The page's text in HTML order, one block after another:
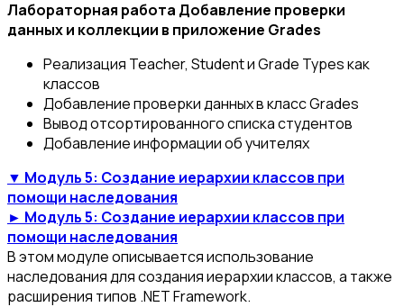
Лабораторная работа Добавление проверки
данных и коллекции в приложение Grades
Реализация Teacher, Student и Grade Types как
классов
Добавление проверки данных в класс Grades
Вывод отсортированного списка студентов
Добавление информации об учителях
▼ Модуль 5: Создание иерархии классов при
помощи наследования
► Модуль 5: Создание иерархии классов при
помощи наследования
В этом модуле описывается использование
наследования для создания иерархии классов, а также
расширения типов .NET Framework.